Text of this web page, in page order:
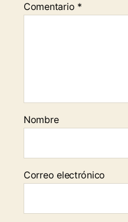
Comentario *
Nombre
Correo electrónico